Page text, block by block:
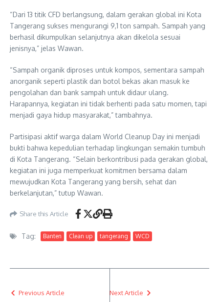
“Dari 13 titik CFD berlangsung, dalam gerakan global ini Kota
Tangerang sukses mengurangi 9,1 ton sampah. Sampah yang
berhasil dikumpulkan selanjutnya akan dikelola sesuai
jenisnya,” jelas Wawan.
“Sampah organik diproses untuk kompos, sementara sampah
anorganik seperti plastik dan botol bekas akan masuk ke
pengolahan dan bank sampah untuk didaur ulang.
Harapannya, kegiatan ini tidak berhenti pada satu momen, tapi
menjadi gaya hidup masyarakat,” tambahnya.
Partisipasi aktif warga dalam World Cleanup Day ini menjadi
bukti bahwa kepedulian terhadap lingkungan semakin tumbuh
di Kota Tangerang. “Selain berkontribusi pada gerakan global,
kegiatan ini juga memperkuat komitmen bersama dalam
mewujudkan Kota Tangerang yang bersih, sehat dan
berkelanjutan,” tutup Wawan.
Share this Article
Tag: Banten Clean up tangerang WCD
Previous Article Next Article